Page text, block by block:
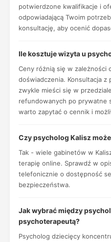
potwierdzone kwalifikacje i
odpowiadającą Twoim
konsultację, aby ocenić
Ile kosztuje wizyta u
Ceny różnią się w zależności
doświadczenia. Konsultacja z
zwykle mieści się w
refundowanych po prywatne
warto zapytać o cennik i
Czy psycholog Kalisz
Tak - wiele gabinetów w
terapię online. Sprawdź w
telefonicznie o dostępność
bezpieczeństwa.
Jak wybrać między
psychoterapeutą?
Psycholog dziecięcy